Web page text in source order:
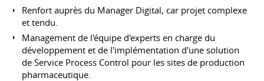
Renfort auprès du Manager Digital, car projet complexe
et tendu.
Management de l'équipe d'experts en charge du
développement et de l'implémentation d'une solution
de Service Process Control pour les sites de production
pharmaceutique.